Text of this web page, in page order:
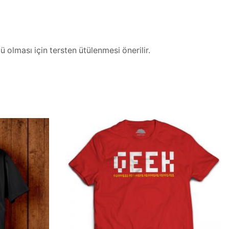
olması için tersten ütülenmesi önerilir.